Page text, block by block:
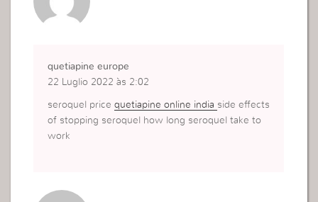
quetiapine europe
22 Luglio 2022 às 2:02
seroquel pricequetiapine online india side effects
of stopping seroquel how long seroquel take to
work